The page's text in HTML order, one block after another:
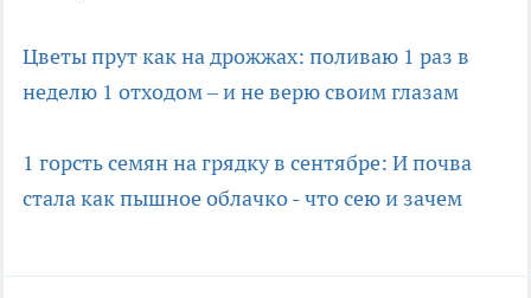
Цветы прут как на дрожжах: поливаю 1 раз в
неделю 1 отходом – и не верю своим глазам
1 горсть семян на грядку в сентябре: И почва
стала как пышное облачко - что сею и зачем